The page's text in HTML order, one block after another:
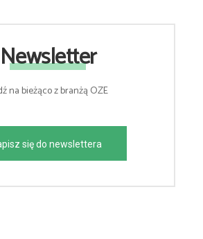
Newsletter
na bieżąco z branżą OZE
się do newslettera